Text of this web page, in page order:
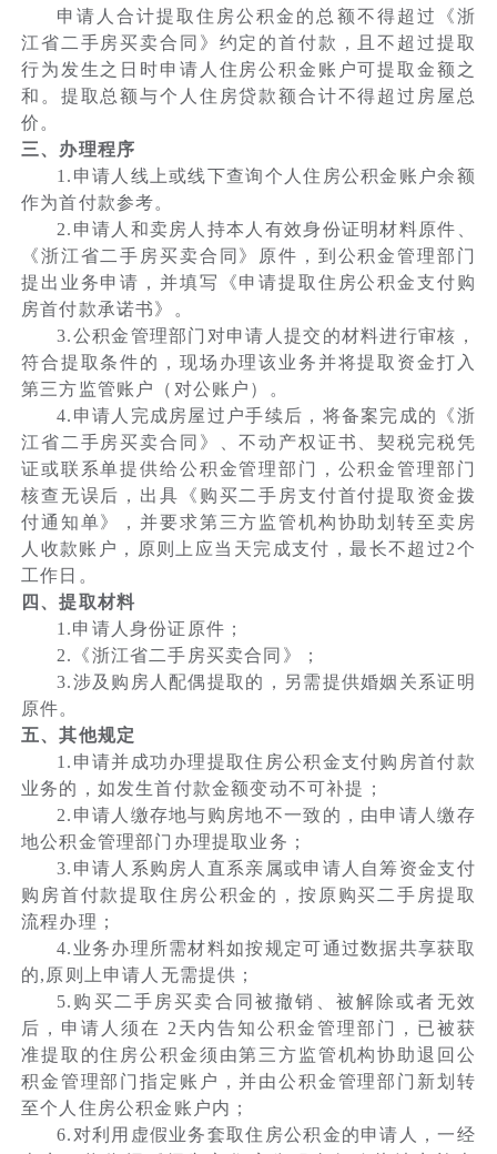
申请人合计提取住房公积金的总额不得超过《浙
江省二手房买卖合同》约定的首付款，且不超过提取
行为发生之日时申请人住房公积金账户可提取金额之
和。提取总额与个人住房贷款额合计不得超过房屋总
价。
三、办理程序
1.申请人线上或线下查询个人住房公积金账户余额
作为首付款参考。
2.申请人和卖房人持本人有效身份证明材料原件、
《浙江省二手房买卖合同》原件，到公积金管理部门
提出业务申请，并填写《申请提取住房公积金支付购
房首付款承诺书》。
3.公积金管理部门对申请人提交的材料进行审核，
符合提取条件的，现场办理该业务并将提取资金打入
第三方监管账户（对公账户）。
4.申请人完成房屋过户手续后，将备案完成的《浙
江省二手房买卖合同》、不动产权证书、契税完税凭
证或联系单提供给公积金管理部门，公积金管理部门
核查无误后，出具《购买二手房支付首付提取资金拨
付通知单》，并要求第三方监管机构协助划转至卖房
人收款账户，原则上应当天完成支付，最长不超过2个
工作日。
四、提取材料
1.申请人身份证原件；
2.《浙江省二手房买卖合同》；
3.涉及购房人配偶提取的，另需提供婚姻关系证明
原件。
五、其他规定
1.申请并成功办理提取住房公积金支付购房首付款
业务的，如发生首付款金额变动不可补提；
2.申请人缴存地与购房地不一致的，由申请人缴存
地公积金管理部门办理提取业务；
3.申请人系购房人直系亲属或申请人自筹资金支付
购房首付款提取住房公积金的，按原购买二手房提取
流程办理；
4.业务办理所需材料如按规定可通过数据共享获取
的,原则上申请人无需提供；
5.购买二手房买卖合同被撤销、被解除或者无效
后，申请人须在 2天内告知公积金管理部门，已被获
准提取的住房公积金须由第三方监管机构协助退回公
积金管理部门指定账户，并由公积金管理部门新划转
至个人住房公积金账户内；
6.对利用虚假业务套取住房公积金的申请人，一经